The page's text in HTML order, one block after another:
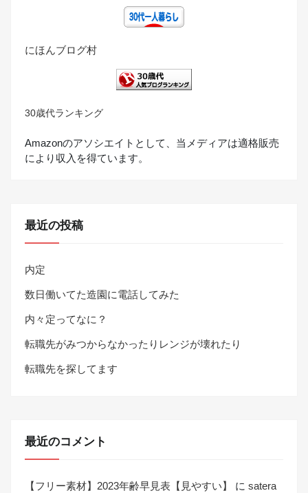
にほんブログ村
30歳代ランキング
Amazonのアソシエイトとして、当メディアは適格販売
により収入を得ています。
最近の投稿
内定
数日働いてた造園に電話してみた
内々定ってなに？
転職先がみつからなかったりレンジが壊れたり
転職先を探してます
最近のコメント
【フリー素材】2023年齢早見表【見やすい】 に satera